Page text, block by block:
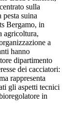
sulla
suina
Bergamo, in
agricoltura,
a
hanno
dipartimento
dei cacciatori:
rappresenta
gli aspetti tecnici
in